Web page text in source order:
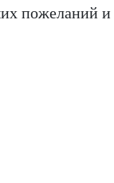
пожеланий и